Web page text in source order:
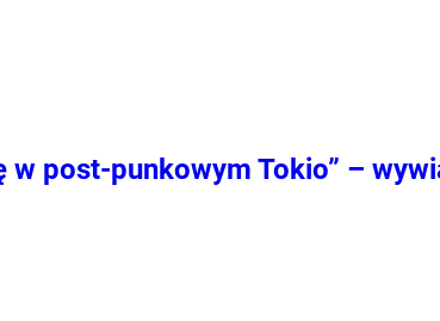
post-punkowym Tokio” –